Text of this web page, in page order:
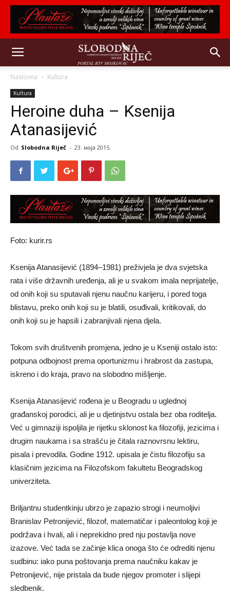
Naslovna Kultura
Kultura
Heroine duha – Ksenija
Atanasijević
Od Slobodna Riječ - 23. маја 2015.
Foto: kurir.rs
Ksenija Atanasijević (1894–1981) preživjela je dva svjetska
rata i više državnih uređenja, ali je u svakom imala neprijatelje,
od onih koji su sputavali njenu naučnu karijeru, i pored toga
blistavu, preko onih koji su je blatili, osuđivali, kritikovali, do
onih koji su je hapsili i zabranjivali njena djela.
Tokom svih društvenih promjena, jedno je u Kseniji ostalo isto:
potpuna odbojnost prema oportunizmu i hrabrost da zastupa,
iskreno i do kraja, pravo na slobodno mišljenje.
Ksenija Atanasijević rođena je u Beogradu u uglednoj
građanskoj porodici, ali je u djetinjstvu ostala bez oba roditelja.
Već u gimnaziji ispoljila je rijetku sklonost ka filozofiji, jezicima i
drugim naukama i sa strašću je čitala raznovrsnu lektiru,
pisala i prevodila. Godine 1912. upisala je čistu filozofiju sa
klasičnim jezicima na Filozofskom fakultetu Beogradskog
univerziteta.
Briljantnu studentkinju ubrzo je zapazio strogi i neumoljivi
Branislav Petronijević, filozof, matematičar i paleontolog koji je
podržava i hvali, ali i neprekidno pred nju postavlja nove
izazove. Već tada se začinje klica onoga što će odrediti njenu
sudbinu: iako puna poštovanja prema naučniku kakav je
Petronijević, nije pristala da bude njegov promoter i slijepi
sledbenik.